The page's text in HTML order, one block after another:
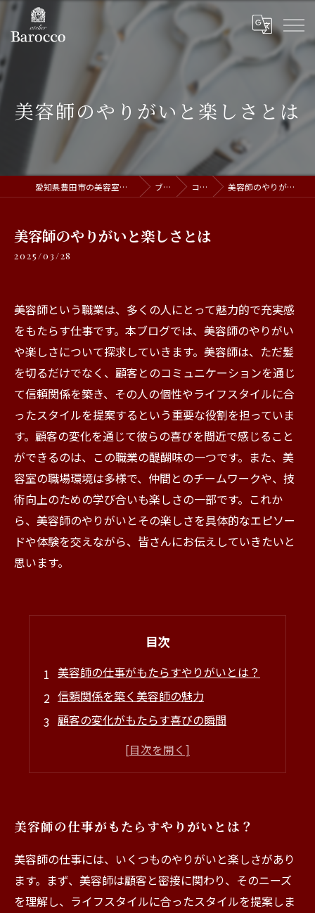
美容師のやりがいと楽しさとは
愛知県豊田市の美容室ならatelier Barocco ブログ コラム 美容師のやりがいと楽しさとは
美容師のやりがいと楽しさとは
2025/03/28
美容師という職業は、多くの人にとって魅力的で充実感
をもたらす仕事です。本ブログでは、美容師のやりがい
や楽しさについて探求していきます。美容師は、ただ髪
を切るだけでなく、顧客とのコミュニケーションを通じ
て信頼関係を築き、その人の個性やライフスタイルに合
ったスタイルを提案するという重要な役割を担っていま
す。顧客の変化を通じて彼らの喜びを間近で感じること
ができるのは、この職業の醍醐味の一つです。また、美
容室の職場環境は多様で、仲間とのチームワークや、技
術向上のための学び合いも楽しさの一部です。これか
ら、美容師のやりがいとその楽しさを具体的なエピソー
ドや体験を交えながら、皆さんにお伝えしていきたいと
思います。
目次
美容師の仕事がもたらすやりがいとは？
信頼関係を築く美容師の魅力
顧客の変化がもたらす喜びの瞬間
仲間と共に成長する美容室の楽しさ
美容師の仕事がもたらすやりがいとは？
美容師の仕事には、いくつものやりがいと楽しさがあり
ます。まず、美容師は顧客と密接に関わり、そのニーズ
を理解し、ライフスタイルに合ったスタイルを提案しま